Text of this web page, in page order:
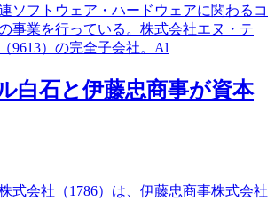
ソフトウェア・ハードウェアに関わるコ
事業を行っている。株式会社エヌ・テ
9613）の完全子会社。Al
白石と伊藤忠商事が資本
式会社（1786）は、伊藤忠商事株式会社